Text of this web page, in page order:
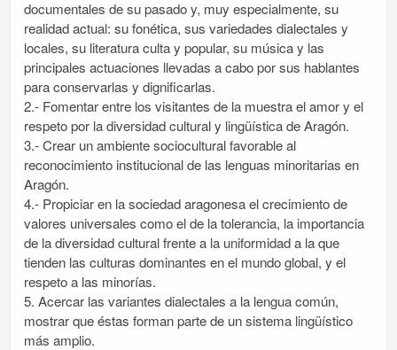
documentales de su pasado y, muy especialmente, su
realidad actual: su fonética, sus variedades dialectales y
locales, su literatura culta y popular, su música y las
principales actuaciones llevadas a cabo por sus hablantes
para conservarlas y dignificarlas.
2.- Fomentar entre los visitantes de la muestra el amor y el
respeto por la diversidad cultural y lingüística de Aragón.
3.- Crear un ambiente sociocultural favorable al
reconocimiento institucional de las lenguas minoritarias en
Aragón.
4.- Propiciar en la sociedad aragonesa el crecimiento de
valores universales como el de la tolerancia, la importancia
de la diversidad cultural frente a la uniformidad a la que
tienden las culturas dominantes en el mundo global, y el
respeto a las minorías.
5. Acercar las variantes dialectales a la lengua común,
mostrar que éstas forman parte de un sistema lingüístico
más amplio.